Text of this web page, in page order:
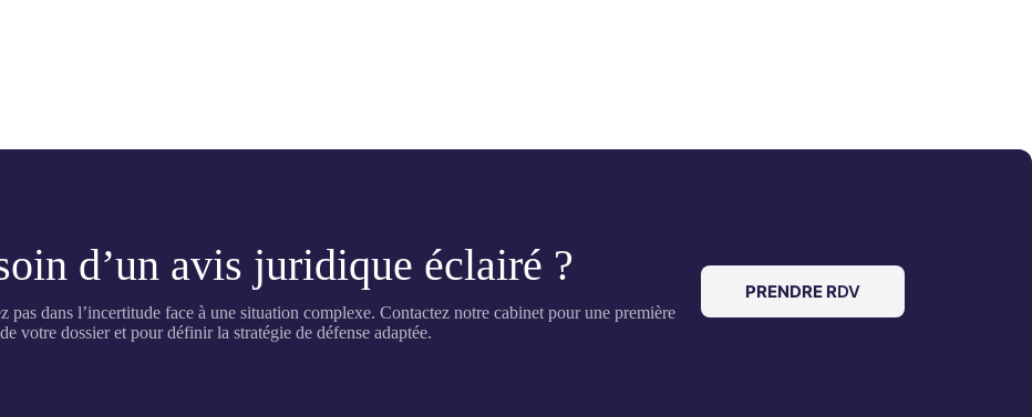
d’un avis juridique éclairé ?
pas dans l’incertitude face à une situation complexe. Contactez notre cabinet pour une première
votre dossier et pour définir la stratégie de défense adaptée.
PRENDRE RDV